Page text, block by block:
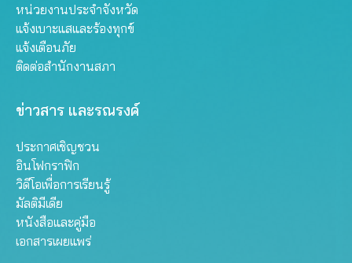
หน่วยงานประจำจังหวัด
แจ้งเบาะแสและร้องทุกข์
แจ้งเตือนภัย
ติดต่อสำนักงานสภา
ข่าวสาร และรณรงค์
ประกาศเชิญชวน
อินโฟกราฟิก
วิดีโอเพื่อการเรียนรู้
มัลติมีเดีย
หนังสือและคู่มือ
เอกสารเผยแพร่